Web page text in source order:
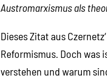
Austromarxismus als
Dieses Zitat aus
Reformismus. Doch was
verstehen und warum